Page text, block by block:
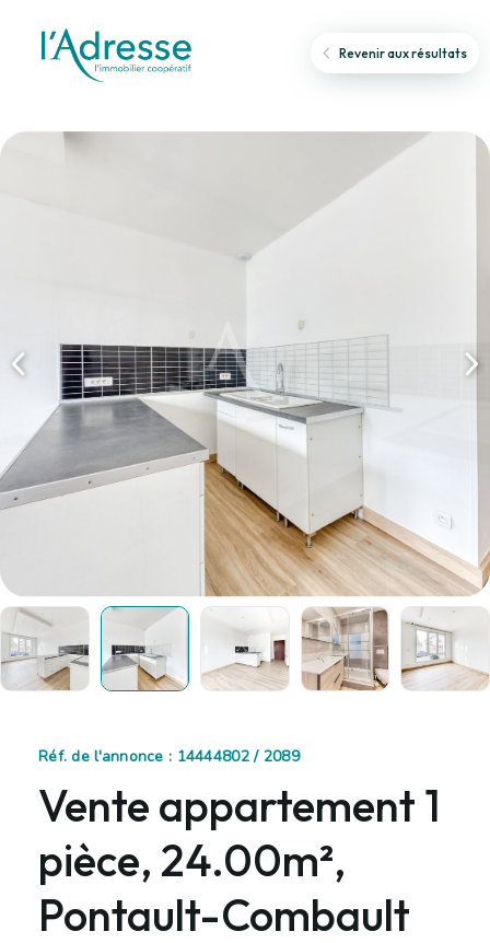
Revenir aux résultats
Réf. de l'annonce : 14444802 / 2089
Vente appartement 1
pièce, 24.00m²,
Pontault-Combault